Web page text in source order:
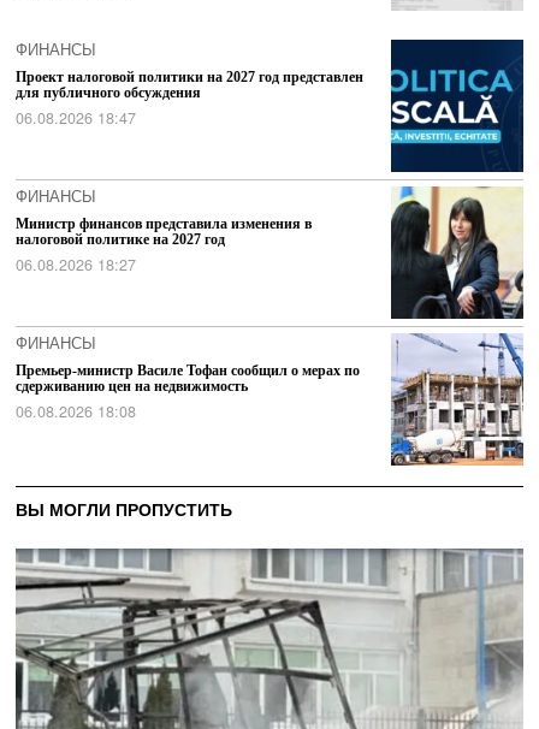
ФИНАНСЫ
Проект налоговой политики на 2027 год представлен
для публичного обсуждения
06.08.2026 18:47
ФИНАНСЫ
Министр финансов представила изменения в
налоговой политике на 2027 год
06.08.2026 18:27
ФИНАНСЫ
Премьер-министр Василе Тофан сообщил о мерах по
сдерживанию цен на недвижимость
06.08.2026 18:08
ВЫ МОГЛИ ПРОПУСТИТЬ